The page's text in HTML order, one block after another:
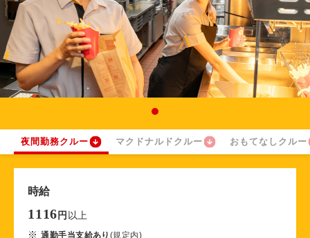
夜間勤務クルー マクドナルドクルー おもてなしクルー
時給
1116 円 以上
※通勤手当支給あり (規定内)